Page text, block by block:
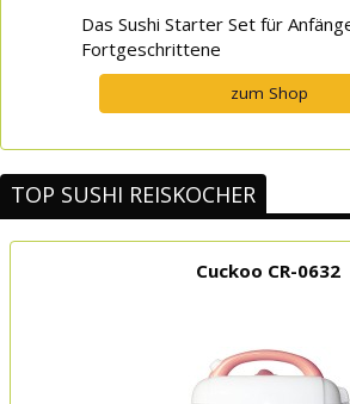
Das Sushi Starter Set für
Fortgeschrittene
zum Shop
TOP SUSHI REISKOCHER
Cuckoo CR-0632